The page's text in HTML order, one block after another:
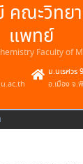
ผศ.ดร.สมภพว์
าควิชาชีวเคมี
ารแพทย์
คณะวิทย
แพทย์
Faculty of
ม.นเรศวร
อ.เมือง จ.